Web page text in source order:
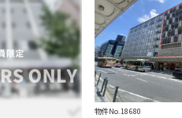
物件No.18680